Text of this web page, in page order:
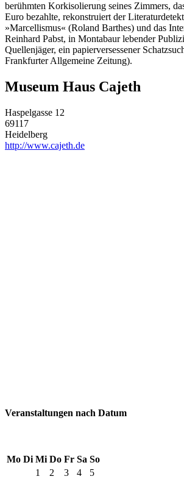
berühmten Korkisolierung seines Zimmers,
Euro bezahlte, rekonstruiert der
»Marcellismus« (Roland Barthes) und das
Reinhard Pabst, in Montabaur lebender
Quellenjäger, ein papierversessener
Frankfurter Allgemeine Zeitung).
Museum Haus Cajeth
Haspelgasse 12
69117
Heidelberg
http://www.cajeth.de
Veranstaltungen nach Datum
Mo Di Mi Do Fr Sa So
1
2 3 4
5